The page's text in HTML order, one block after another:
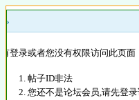
»
登录或者您没有权限访问此页面
帖子ID非法
您还不是论坛会员,请先登